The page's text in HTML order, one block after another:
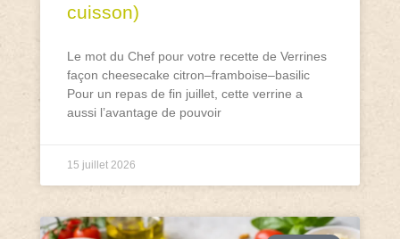
cuisson)
Le mot du Chef pour votre recette de Verrines
façon cheesecake citron–framboise–basilic
Pour un repas de fin juillet, cette verrine a
aussi l’avantage de pouvoir
15 juillet 2026